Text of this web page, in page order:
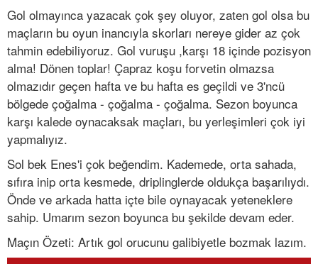
Gol olmayınca yazacak çok şey oluyor, zaten gol olsa bu
maçların bu oyun inancıyla skorları nereye gider az çok
tahmin edebiliyoruz. Gol vuruşu ,karşı 18 içinde pozisyon
alma! Dönen toplar! Çapraz koşu forvetin olmazsa
olmazıdır geçen hafta ve bu hafta es geçildi ve 3'ncü
bölgede çoğalma - çoğalma - çoğalma. Sezon boyunca
karşı kalede oynacaksak maçları, bu yerleşimleri çok iyi
yapmalıyız.
Sol bek Enes'i çok beğendim. Kademede, orta sahada,
sıfıra inip orta kesmede, driplinglerde oldukça başarılıydı.
Önde ve arkada hatta içte bile oynayacak yeteneklere
sahip. Umarım sezon boyunca bu şekilde devam eder.
Maçın Özeti: Artık gol orucunu galibiyetle bozmak lazım.